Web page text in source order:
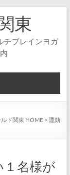
東
チブレインヨガ
ド関東 HOME >運動
名様が